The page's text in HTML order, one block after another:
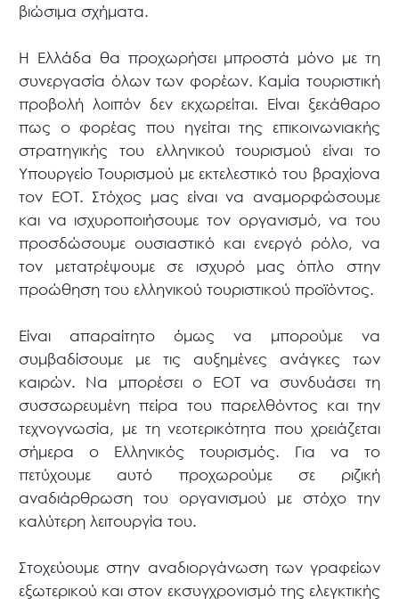
βιώσιμα σχήματα.
Η Ελλάδα θα προχωρήσει μπροστά μόνο με τη
συνεργασία όλων των φορέων. Καμία τουριστική
προβολή λοιπόν δεν εκχωρείται. Είναι ξεκάθαρο
πως ο φορέας που ηγείται της επικοινωνιακής
στρατηγικής του ελληνικού τουρισμού είναι το
Υπουργείο Τουρισμού με εκτελεστικό του βραχίονα
τον ΕΟΤ. Στόχος μας είναι να αναμορφώσουμε
και να ισχυροποιήσουμε τον οργανισμό, να του
προσδώσουμε ουσιαστικό και ενεργό ρόλο, να
τον μετατρέψουμε σε ισχυρό μας όπλο στην
προώθηση του ελληνικού τουριστικού προϊόντος.
Είναι απαραίτητο όμως να μπορούμε να
συμβαδίσουμε με τις αυξημένες ανάγκες των
καιρών. Να μπορέσει ο ΕΟΤ να συνδυάσει τη
συσσωρευμένη πείρα του παρελθόντος και την
τεχνογνωσία, με τη νεοτερικότητα που χρειάζεται
σήμερα ο Ελληνικός τουρισμός. Για να το
πετύχουμε αυτό προχωρούμε σε ριζική
αναδιάρθρωση του οργανισμού με στόχο την
καλύτερη λειτουργία του.
Στοχεύουμε στην αναδιοργάνωση των γραφείων
εξωτερικού και στον εκσυγχρονισμό της ελεγκτικής